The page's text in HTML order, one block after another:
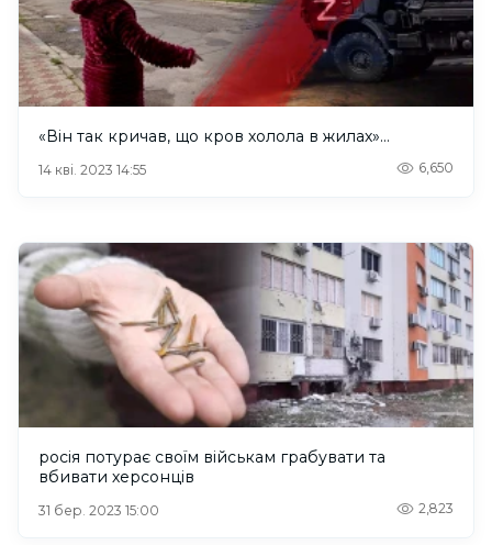
«Він так кричав, що кров холола в жилах»…
14 кві. 2023 14:55 6,650
росія потурає своїм військам грабувати та
вбивати херсонців
31 бер. 2023 15:00 2,823